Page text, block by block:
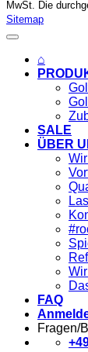
MwSt. Die
Sitemap
⌂
SALE
ÜBER
FAQ
Fragen/